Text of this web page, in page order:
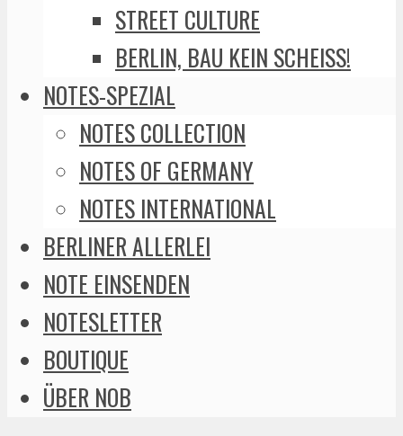
STREET CULTURE
BERLIN, BAU KEIN SCHEISS!
NOTES-SPEZIAL
NOTES COLLECTION
NOTES OF GERMANY
NOTES INTERNATIONAL
BERLINER ALLERLEI
NOTE EINSENDEN
NOTESLETTER
BOUTIQUE
ÜBER NOB